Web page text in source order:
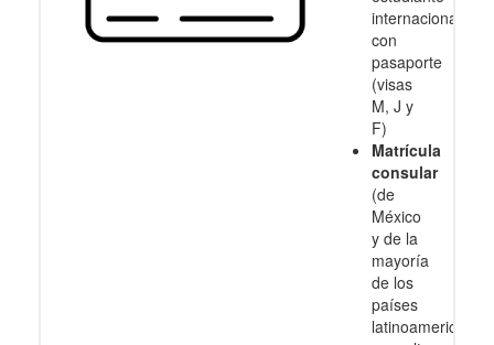
internacional
con
pasaporte
(visas
M, J y
F)
Matrícula
consular
(de
México
y de la
mayoría
de los
países
latinoamericanos,